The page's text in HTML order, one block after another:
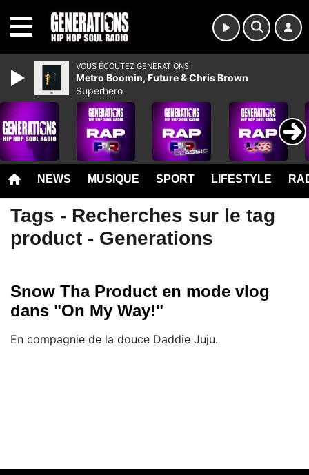
NEWS MUSIQUE SPORT LIFESTYLE
Tags - Recherches sur le tag
product - Generations
Snow Tha Product en mode vlog
dans "On My Way!"
En compagnie de la douce Daddie Juju.
VOUS ÉCOUTEZ GENERATIONS
Metro Boomin, Future & Chris Brown
Superhero